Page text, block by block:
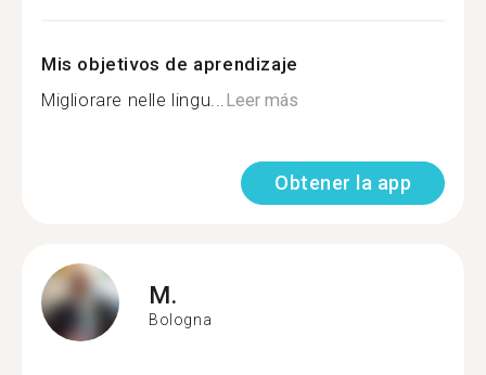
Mis objetivos de aprendizaje
Migliorare nelle lingu...Leer más
Obtener la app
M.
Bologna